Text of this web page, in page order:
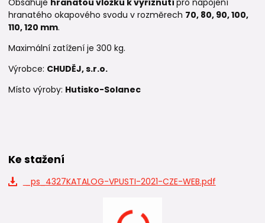
Obsahuje hranatou vložku k vyříznutí pro napojení
hranatého okapového svodu v rozměrech 70, 80, 90, 100,
110, 120 mm.
Maximální zatížení je 300 kg.
Výrobce: CHUDĚJ, s.r.o.
Místo výroby: Hutisko-Solanec
Ke stažení
_ps_4327KATALOG-VPUSTI-2021-CZE-WEB.pdf